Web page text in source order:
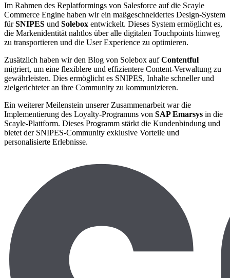
Im Rahmen des Replatformings von Salesforce auf die Scayle
Commerce Engine haben wir ein maßgeschneidertes Design-System
fürSNIPES und Solebox entwickelt. Dieses System ermöglicht es,
die Markenidentität nahtlos über alle digitalen Touchpoints hinweg
zu transportieren und die User Experience zu optimieren.
Zusätzlich haben wir den Blog von Solebox aufContentful
migriert, um eine flexiblere und effizientere Content-Verwaltung zu
gewährleisten. Dies ermöglicht es SNIPES, Inhalte schneller und
zielgerichteter an ihre Community zu kommunizieren.
Ein weiterer Meilenstein unserer Zusammenarbeit war die
Implementierung des Loyalty-Programms von SAP Emarsys in die
Scayle-Plattform. Dieses Programm stärkt die Kundenbindung und
bietet der SNIPES-Community exklusive Vorteile und
personalisierte Erlebnisse.